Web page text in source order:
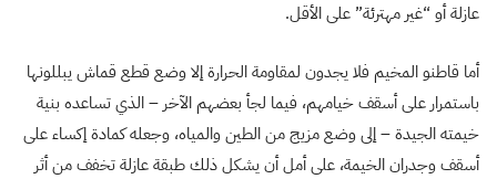
عازلة أو “غير مهترئة” على الأقل.
أما قاطنو المخيم فلا يجدون لمقاومة الحرارة إلا وضع قطع قماش يبللونها
باستمرار على أسقف خيامهم، فيما لجأ بعضهم الآخر – الذي تساعده بنية
خيمته الجيدة – إلى وضع مزيج من الطين والمياه، وجعله كمادة إكساء على
أسقف وجدران الخيمة، على أمل أن يشكل ذلك طبقة عازلة تخفف من أثر